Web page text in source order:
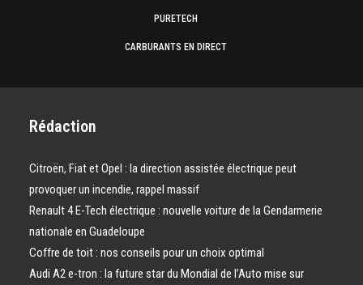
PURETECH
CARBURANTS EN DIRECT
Rédaction
Citroën, Fiat et Opel : la direction assistée électrique peut
provoquer un incendie, rappel massif
Renault 4 E-Tech électrique : nouvelle voiture de la Gendarmerie
nationale en Guadeloupe
Coffre de toit : nos conseils pour un choix optimal
Audi A2 e-tron : la future star du Mondial de l’Auto mise sur